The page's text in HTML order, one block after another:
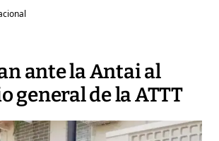
ante la Antai al
general de la ATTT